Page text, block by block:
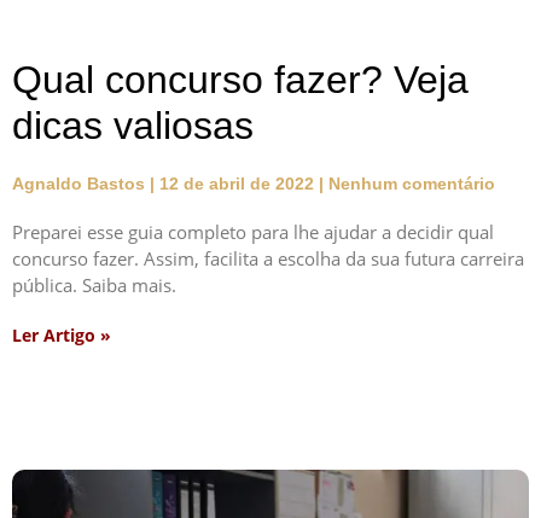
Qual concurso fazer? Veja
dicas valiosas
Agnaldo Bastos 12 de abril de 2022 Nenhum comentário
Preparei esse guia completo para lhe ajudar a decidir qual
concurso fazer. Assim, facilita a escolha da sua futura carreira
pública. Saiba mais.
Ler Artigo »